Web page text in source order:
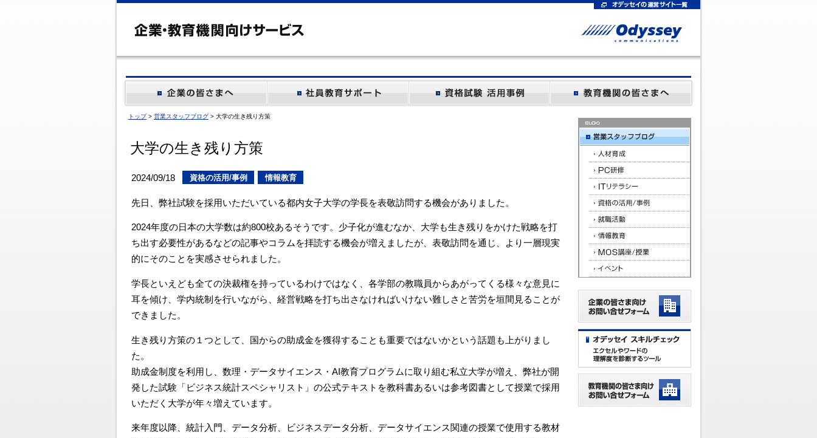
トップ> 営業スタッフブログ > 大学の生き残り方策
大学の生き残り方策
2024/09/18 資格の活用/事例 情報教育
先日、弊社試験を採用いただいている都内女子大学の学長を表敬訪問する機会がありました。
2024年度の日本の大学数は約800校あるそうです。少子化が進むなか、大学も生き残りをかけた戦略を打
ち出す必要性があるなどの記事やコラムを拝読する機会が増えましたが、表敬訪問を通じ、より一層現実
的にそのことを実感させられました。
学長といえども全ての決裁権を持っているわけではなく、各学部の教職員からあがってくる様々な意見に
耳を傾け、学内統制を行いながら、経営戦略を打ち出さなければいけない難しさと苦労を垣間見ることが
できました。
生き残り方策の１つとして、国からの助成金を獲得することも重要ではないかという話題も上がりまし
た。
助成金制度を利用し、数理・データサイエンス・AI教育プログラムに取り組む私立大学が増え、弊社が開
発した試験「ビジネス統計スペシャリスト」の公式テキストを教科書あるいは参考図書として授業で採用
いただく大学が年々増えています。
来年度以降、統計入門、データ分析、ビジネスデータ分析、データサイエンス関連の授業で使用する教材